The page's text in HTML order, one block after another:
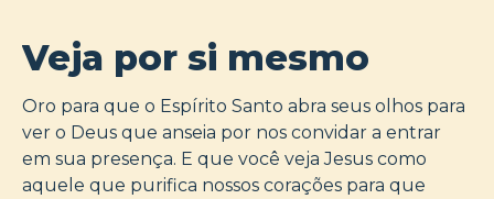
Veja por si mesmo
Oro para que o Espírito Santo abra seus olhos para
ver o Deus que anseia por nos convidar a entrar
em sua presença. E que você veja Jesus como
aquele que purifica nossos corações para que